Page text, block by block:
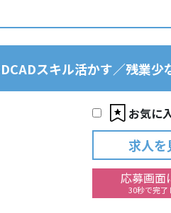
スキル活かす／残業少
お気に
求人を
応募画面
30秒で完了